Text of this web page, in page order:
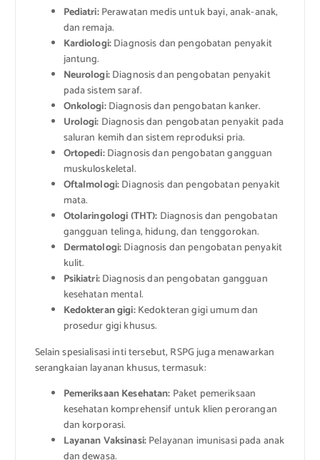
Pediatri:Perawatan medis untuk bayi, anak-anak,
dan remaja.
Kardiologi:Diagnosis dan pengobatan penyakit
jantung.
Neurologi:Diagnosis dan pengobatan penyakit
pada sistem saraf.
Onkologi:Diagnosis dan pengobatan kanker.
Urologi: Diagnosis dan pengobatan penyakit pada
saluran kemih dan sistem reproduksi pria.
Ortopedi:Diagnosis dan pengobatan gangguan
muskuloskeletal.
Oftalmologi:Diagnosis dan pengobatan penyakit
mata.
Otolaringologi (THT): Diagnosis dan pengobatan
gangguan telinga, hidung, dan tenggorokan.
Dermatologi:Diagnosis dan pengobatan penyakit
kulit.
Psikiatri:Diagnosis dan pengobatan gangguan
kesehatan mental.
Kedokteran gigi:Kedokteran gigi umum dan
prosedur gigi khusus.
Selain spesialisasi inti tersebut, RSPG juga menawarkan
serangkaian layanan khusus, termasuk:
Pemeriksaan Kesehatan: Paket pemeriksaan
kesehatan komprehensif untuk klien perorangan
dan korporasi.
Layanan Vaksinasi:Pelayanan imunisasi pada anak
dan dewasa.